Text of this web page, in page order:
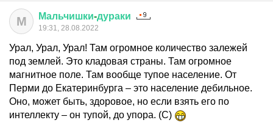
М Мальчишки-дураки
19:31, 28.08.2022
Урал, Урал, Урал! Там огромное количество залежей
под землей. Это кладовая страны. Там огромное
магнитное поле. Там вообще тупое население. От
Перми до Екатеринбурга – это население дебильное.
Оно, может быть, здоровое, но если взять его по
интеллекту – он тупой, до упора. (С)